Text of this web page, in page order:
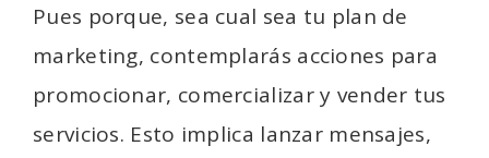
Pues porque, sea cual sea tu plan de
marketing, contemplarás acciones para
promocionar, comercializar y vender tus
servicios. Esto implica lanzar mensajes,